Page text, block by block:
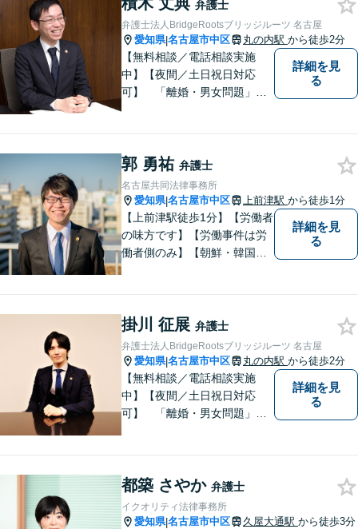
弁護士
弁護士法人BridgeRootsブリッジルーツ 名古屋
愛知県|名古屋市中区 丸の内駅 から徒歩2分
【無料相談／電話相談実施
中】【夜間／土日祝日対応
可】 「離婚・男女問題」
弁護士と事務職員が力を合わ
せ、依頼者のみなさまに満足
していただけるようサポート
いたします！
詳細を見
る
郭 勇祐 弁護士
名古屋共同法律事務所
愛知県|名古屋市中区 上前津駅 から徒歩1分
【上前津駅徒歩1分】【労働者
の味方です】【労働事件は労
働者側のみ】【朝鮮・韓国の
る方の心の支えになれるよ
う、全力で業務に取り組みま
す。【休日・夜間面談可能】
詳細を見
る
掛川 征展 弁護士
弁護士法人BridgeRootsブリッジルーツ 名古屋
愛知県|名古屋市中区 丸の内駅 から徒歩2分
【無料相談／電話相談実施
中】【夜間／土日祝日対応
可】 「離婚・男女問題」
弁護士と事務職員が力を合わ
せ、依頼者のみなさまに満足
していただけるようサポート
詳細を見
る
都築 さやか 弁護士
イクオリティ法律事務所
愛知県|名古屋市中区 久屋大通駅 から徒歩3分